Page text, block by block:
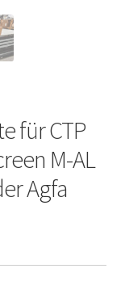
für CTP
M-AL
Agfa